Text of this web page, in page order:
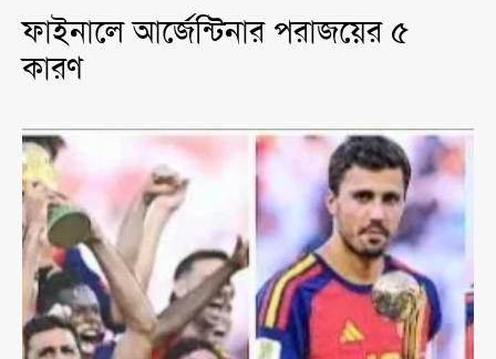
ফাইনালে আর্জেন্টিনার পরাজয়ের ৫
কারণ